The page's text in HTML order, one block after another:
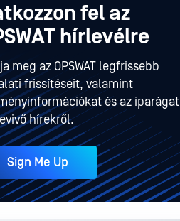
fel az
hírlevélre
meg az OPSWAT legfrissebb
frissítéseit, valamint
és az iparágat
hírekről.
Sign Me Up